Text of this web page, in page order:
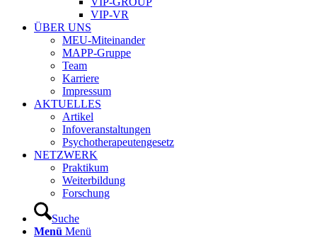
VIP-VR
ÜBER UNS
MEU-Miteinander
MAPP-Gruppe
Team
Karriere
Impressum
AKTUELLES
Artikel
Infoveranstaltungen
Psychotherapeutengesetz
NETZWERK
Praktikum
Weiterbildung
Forschung
Suche
Menü Menü